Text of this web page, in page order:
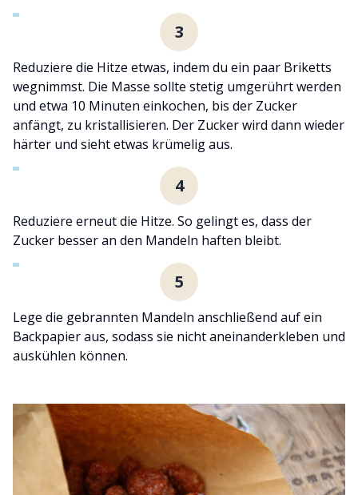
3
Reduziere die Hitze etwas, indem du ein paar Briketts
wegnimmst. Die Masse sollte stetig umgerührt werden
und etwa 10 Minuten einkochen, bis der Zucker
anfängt, zu kristallisieren. Der Zucker wird dann wieder
härter und sieht etwas krümelig aus.
4
Reduziere erneut die Hitze. So gelingt es, dass der
Zucker besser an den Mandeln haften bleibt.
5
Lege die gebrannten Mandeln anschließend auf ein
Backpapier aus, sodass sie nicht aneinanderkleben und
auskühlen können.